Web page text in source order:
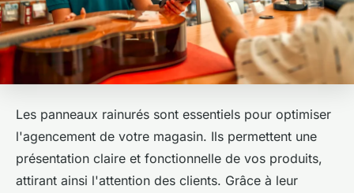
Les panneaux rainurés sont essentiels pour optimiser
l'agencement de votre magasin. Ils permettent une
présentation claire et fonctionnelle de vos produits,
attirant ainsi l'attention des clients. Grâce à leur